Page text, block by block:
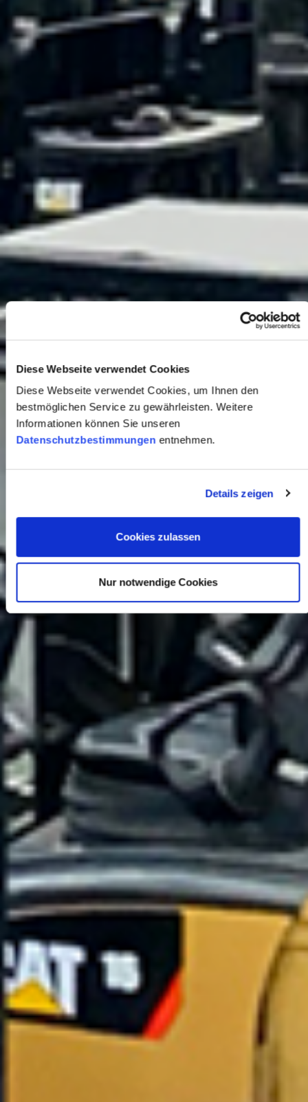
Diese Webseite verwendet Cookies
Diese Webseite verwendet Cookies, um Ihnen den
bestmöglichen Service zu gewährleisten. Weitere
Informationen können Sie unseren
Datenschutzbestimmungenentnehmen.
Details zeigen
Cookies zulassen
Nur notwendige Cookies